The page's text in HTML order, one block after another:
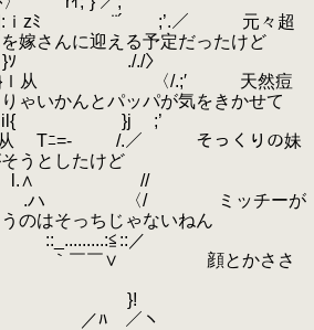
ﾐ ¨´ ;’.／ 元々超
嫁さんに迎える予定だったけど
}ｿ ././〉
〈/.;′ 天然痘
ゃいかんとパッパが気をきかせて
}j ;’
/.／ そっくりの妹
うとしたけど
//
/ ミッチーが
のはそっちじゃないねん
／
￣∨ 顔とかささ
}!
／ヽ